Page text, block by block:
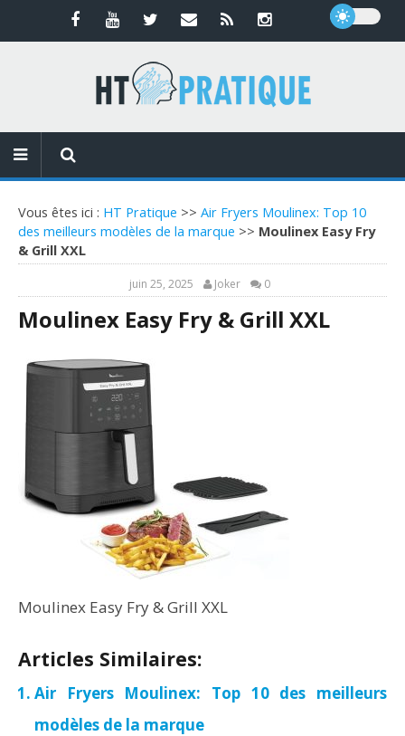
Vous êtes ici : HT Pratique >> Air Fryers Moulinex: Top 10
des meilleurs modèles de la marque >> Moulinex Easy Fry
& Grill XXL
juin 25, 2025 Joker 0
Moulinex Easy Fry & Grill XXL
Moulinex Easy Fry & Grill XXL
Articles Similaires:
Air Fryers Moulinex: Top 10 des meilleurs
modèles de la marque